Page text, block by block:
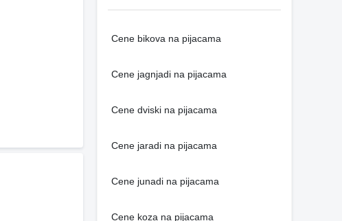
Cene bikova na pijacama
Cene jagnjadi na pijacama
Cene dviski na pijacama
Cene jaradi na pijacama
Cene junadi na pijacama
Cene koza na pijacama